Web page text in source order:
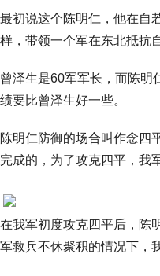
最初说这个陈明仁，他在自
样，带领一个军在东北抵抗
曾泽生是60军军长，而陈明
绩要比曾泽生好一些。
陈明仁防御的场合叫作念四
完成的，为了攻克四平，我
在我军初度攻克四平后，陈
军救兵不休聚积的情况下，